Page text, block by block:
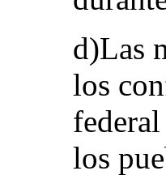
d)Las
los
los